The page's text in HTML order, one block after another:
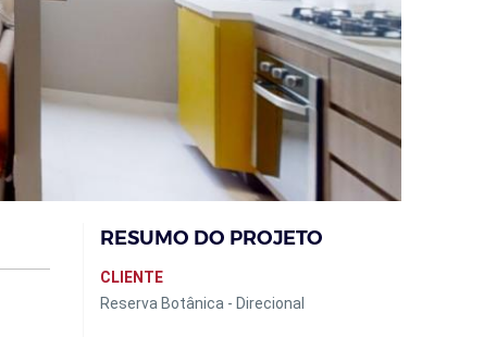
RESUMO DO PROJETO
CLIENTE
Reserva Botânica - Direcional